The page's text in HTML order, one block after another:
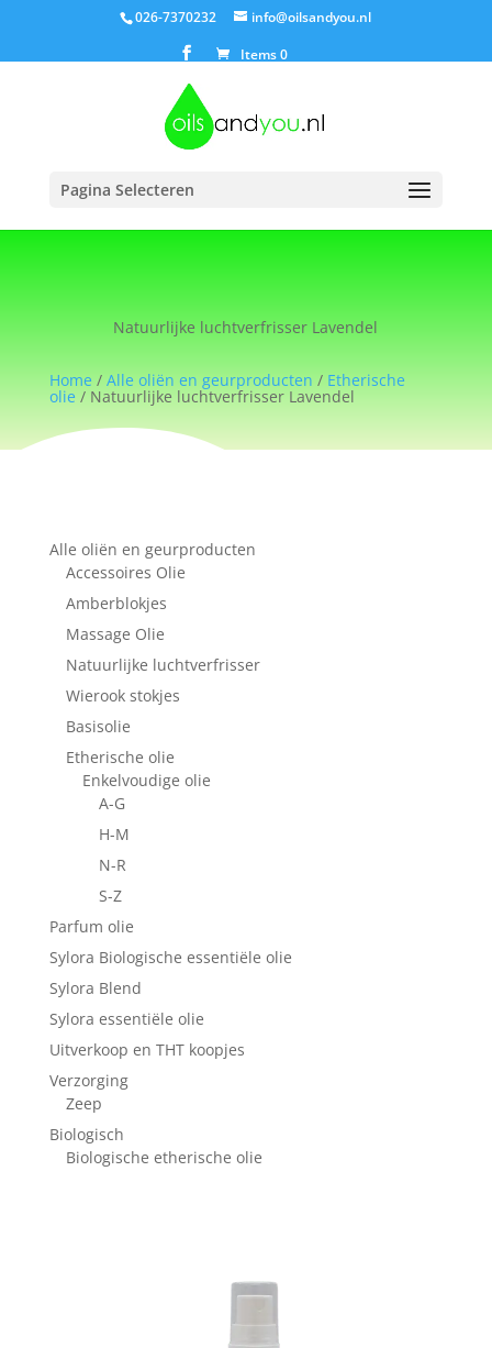
026-7370232
info@oilsandyou.nl
Items 0
Pagina Selecteren
Natuurlijke luchtverfrisser Lavendel
Home / Alle oliën en geurproducten / Etherische
olie / Natuurlijke luchtverfrisser Lavendel
Alle oliën en geurproducten
Accessoires Olie
Amberblokjes
Massage Olie
Natuurlijke luchtverfrisser
Wierook stokjes
Basisolie
Etherische olie
Enkelvoudige olie
A-G
H-M
N-R
S-Z
Parfum olie
Sylora Biologische essentiële olie
Sylora Blend
Sylora essentiële olie
Uitverkoop en THT koopjes
Verzorging
Zeep
Biologisch
Biologische etherische olie